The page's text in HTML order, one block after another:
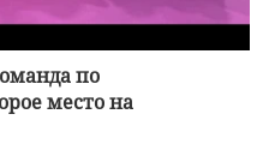
по
место на